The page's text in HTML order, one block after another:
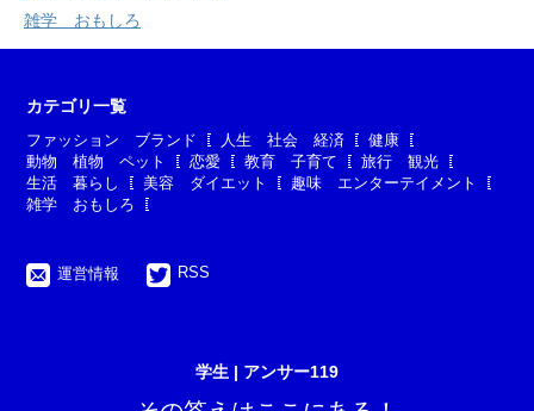
雑学 おもしろ
カテゴリ一覧
ファッション ブランド 人生 社会 経済
健康
動物 植物 ペット
恋愛 教育 子育て
旅行 観光
生活 暮らし
美容 ダイエット
趣味 エンターテイメント
雑学 おもしろ
運営情報 RSS
学生 | アンサー119